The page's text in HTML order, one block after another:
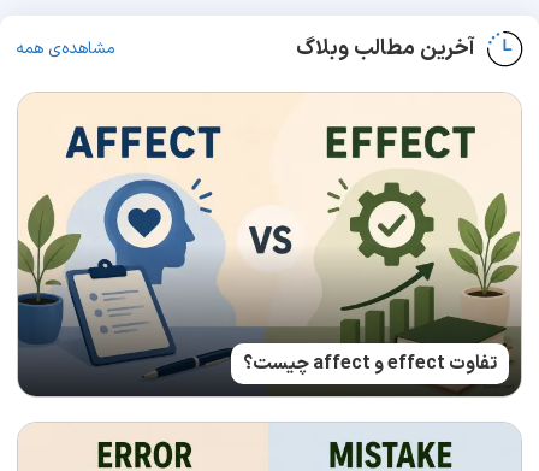
آخرین مطالب وبلاگ مشاهده‌ی همه
تفاوت effect و affect چیست؟